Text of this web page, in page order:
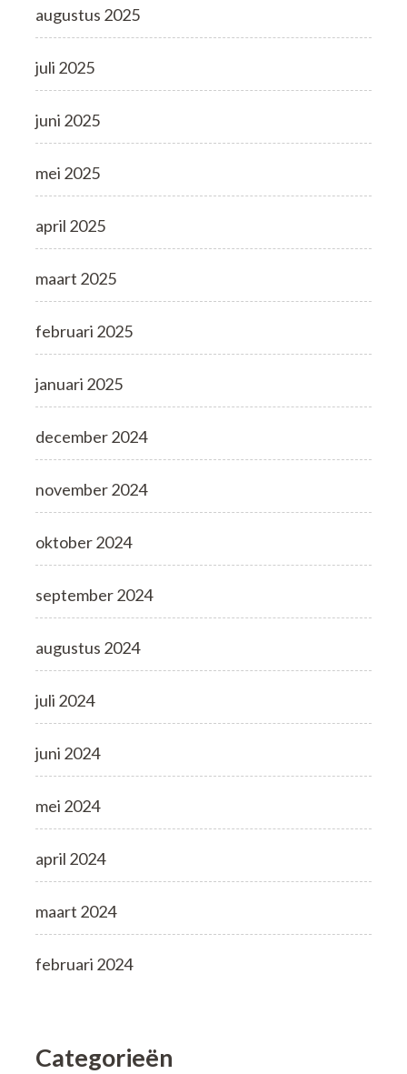
augustus 2025
juli 2025
juni 2025
mei 2025
april 2025
maart 2025
februari 2025
januari 2025
december 2024
november 2024
oktober 2024
september 2024
augustus 2024
juli 2024
juni 2024
mei 2024
april 2024
maart 2024
februari 2024
Categorieën